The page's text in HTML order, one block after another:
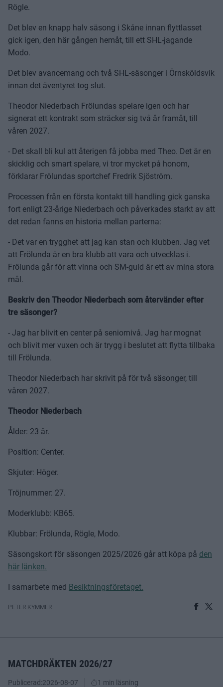
Rögle.
Det blev en knapp halv säsong i Skåne innan flyttlasset
gick igen, den här gången hemåt, till ett SHL-jagande
Modo.
Det blev avancemang och två SHL-säsonger i Örnsköldsvik
innan det äventyret tog slut.
Theodor Niederbach Frölundas spelare igen och har
signerat ett kontrakt som sträcker sig två år framåt, till
våren 2027.
- Det skall bli kul att återigen få jobba med Theo. Det är en
skicklig och smart spelare, vi tror mycket på honom,
förklarar Frölundas sportchef Fredrik Sjöström.
Processen från en första kontakt till handling gick ganska
fort enligt 23-årige Niederbach och påverkades starkt av att
det redan fanns en historia mellan parterna:
- Det var en trygghet att jag kan stan och klubben. Jag vet
att Frölunda är en bra klubb att vara och utvecklas i.
Frölunda går för att vinna och SM-guld är ett av mina stora
mål.
Beskriv den Theodor Niederbach som återvänder efter
tre säsonger?
- Jag har blivit en center på seniornivå. Jag har mognat
och blivit mer vuxen och är trygg i beslutet att flytta tillbaka
till Frölunda.
Theodor Niederbach har skrivit på för två säsonger, till
våren 2027.
Theodor Niederbach
Ålder: 23 år.
Position: Center.
Skjuter: Höger.
Tröjnummer: 27.
Moderklubb: KB65.
Klubbar: Frölunda, Rögle, Modo.
Säsongskort för säsongen 2025/2026 går att köpa på den
här länken.
I samarbete med Besiktningsföretaget.
PETER KYMMER
MATCHDRÄKTEN 2026/27
Publicerad:2026-08-07 1 min läsning